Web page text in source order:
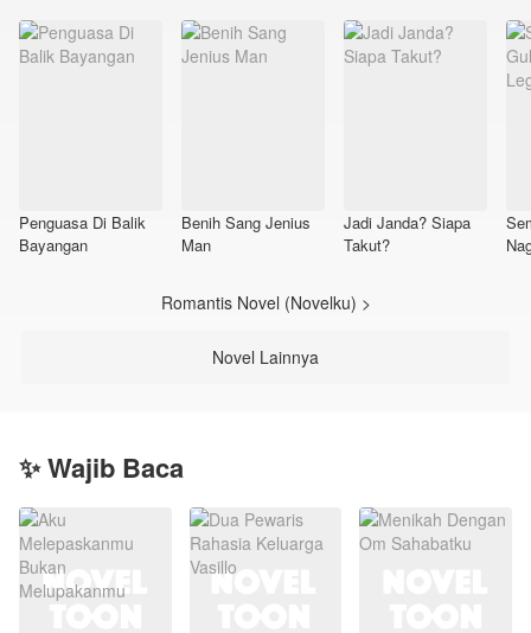
Penguasa Di Balik
Bayangan
Benih Sang Jenius
Man
Jadi Janda? Siapa
Takut?
Romantis Novel (Novelku) >
Novel Lainnya
✨ Wajib Baca